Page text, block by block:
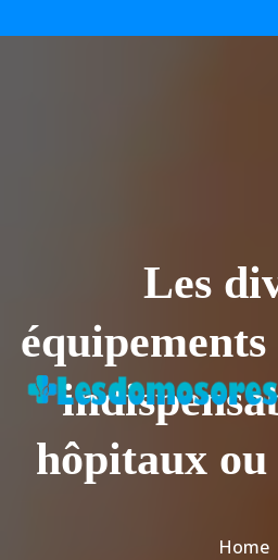
Les
hôpitaux
Home